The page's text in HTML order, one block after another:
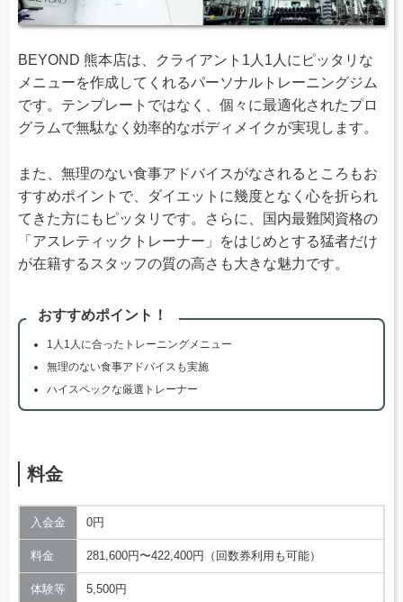
BEYOND 熊本店は、クライアント1人1人にピッタリな
メニューを作成してくれるパーソナルトレーニングジム
です。テンプレートではなく、個々に最適化されたプロ
グラムで無駄なく効率的なボディメイクが実現します。
また、無理のない食事アドバイスがなされるところもお
すすめポイントで、ダイエットに幾度となく心を折られ
てきた方にもピッタリです。さらに、国内最難関資格の
「アスレティックトレーナー」をはじめとする猛者だけ
が在籍するスタッフの質の高さも大きな魅力です。
おすすめポイント！
1人1人に合ったトレーニングメニュー
無理のない食事アドバイスも実施
ハイスペックな厳選トレーナー
料金
入会金 0円
料金 281,600円〜422,400円（回数券利用も可能）
体験等 5,500円